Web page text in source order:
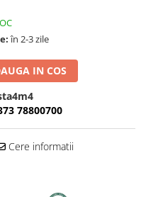
în 2-3 zile
IN COS
78800700
Cere informatii